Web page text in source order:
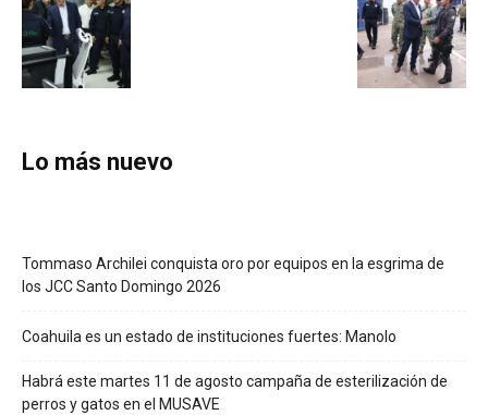
Lo más nuevo
Tommaso Archilei conquista oro por equipos en la esgrima de
los JCC Santo Domingo 2026
Coahuila es un estado de instituciones fuertes: Manolo
Habrá este martes 11 de agosto campaña de esterilización de
perros y gatos en el MUSAVE